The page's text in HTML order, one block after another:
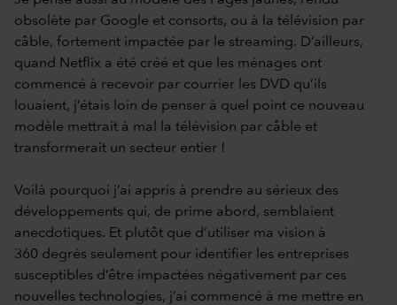
obsolète par Google et consorts, ou à la télévision par
câble, fortement impactée par le streaming. D’ailleurs,
quand Netflix a été créé et que les ménages ont
commencé à recevoir par courrier les DVD qu’ils
louaient, j’étais loin de penser à quel point ce nouveau
modèle mettrait à mal la télévision par câble et
transformerait un secteur entier !
Voilà pourquoi j’ai appris à prendre au sérieux des
développements qui, de prime abord, semblaient
anecdotiques. Et plutôt que d’utiliser ma vision à
360 degrés seulement pour identifier les entreprises
susceptibles d’être impactées négativement par ces
nouvelles technologies, j’ai commencé à me mettre en